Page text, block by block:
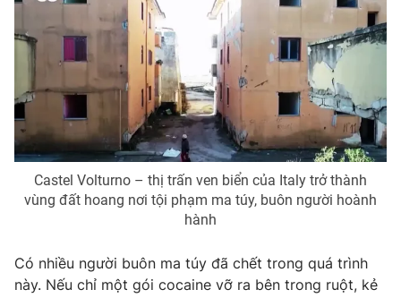
Sản phẩm
Thị trường
Lịch phát sóng
Chuyên mục khác
Emagazine Podcast
Photo Infographic
VTV Money VTV Thể thao
Castel Volturno – thị trấn ven biển của Italy trở thành
vùng đất hoang nơi tội phạm ma túy, buôn người hoành
hành
Có nhiều người buôn ma túy đã chết trong quá trình
này. Nếu chỉ một gói cocaine vỡ ra bên trong ruột, kẻ